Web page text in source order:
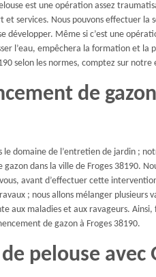
est une opération assez
et services. Nous pouvons effectuer la
développer. Même si c’est une
l’eau, empêchera la formation et
selon les normes, comptez sur
de
le domaine de l’entretien de jardin ;
gazon dans la ville de Froges 38190.
avant d’effectuer cette
; nous allons mélanger
aux maladies et aux ravageurs.
de gazon à Froges 38190.
pelouse avec